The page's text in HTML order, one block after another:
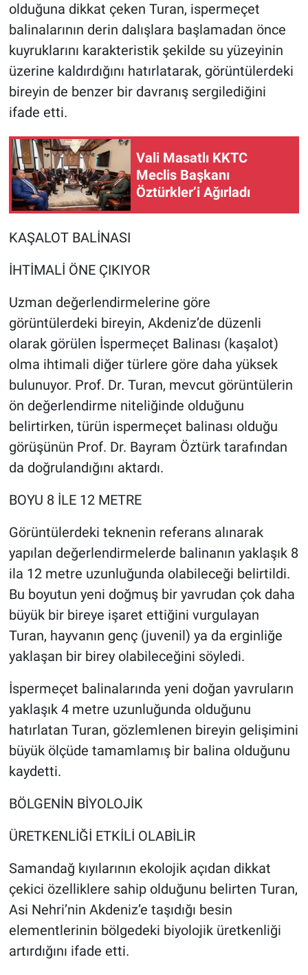
olduğuna dikkat çeken Turan, ispermeçet
balinalarının derin dalışlara başlamadan önce
kuyruklarını karakteristik şekilde su yüzeyinin
üzerine kaldırdığını hatırlatarak, görüntülerdeki
bireyin de benzer bir davranış sergilediğini
ifade etti.
Vali Masatlı KKTC
Meclis Başkanı
Öztürkler’i Ağırladı
KAŞALOT BALİNASI
İHTİMALİ ÖNE ÇIKIYOR
Uzman değerlendirmelerine göre
görüntülerdeki bireyin, Akdeniz’de düzenli
olarak görülen İspermeçet Balinası (kaşalot)
olma ihtimali diğer türlere göre daha yüksek
bulunuyor. Prof. Dr. Turan, mevcut görüntülerin
ön değerlendirme niteliğinde olduğunu
belirtirken, türün ispermeçet balinası olduğu
görüşünün Prof. Dr. Bayram Öztürk tarafından
da doğrulandığını aktardı.
BOYU 8 İLE 12 METRE
Görüntülerdeki teknenin referans alınarak
yapılan değerlendirmelerde balinanın yaklaşık 8
ila 12 metre uzunluğunda olabileceği belirtildi.
Bu boyutun yeni doğmuş bir yavrudan çok daha
büyük bir bireye işaret ettiğini vurgulayan
Turan, hayvanın genç (juvenil) ya da erginliğe
yaklaşan bir birey olabileceğini söyledi.
İspermeçet balinalarında yeni doğan yavruların
yaklaşık 4 metre uzunluğunda olduğunu
hatırlatan Turan, gözlemlenen bireyin gelişimini
büyük ölçüde tamamlamış bir balina olduğunu
kaydetti.
BÖLGENİN BİYOLOJİK
ÜRETKENLİĞİ ETKİLİ OLABİLİR
Samandağ kıyılarının ekolojik açıdan dikkat
çekici özelliklere sahip olduğunu belirten Turan,
Asi Nehri’nin Akdeniz’e taşıdığı besin
elementlerinin bölgedeki biyolojik üretkenliği
artırdığını ifade etti.